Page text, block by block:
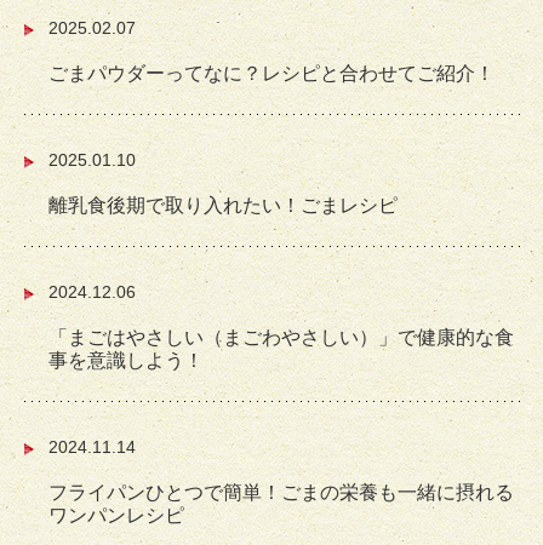
2025.02.07
ごまパウダーってなに？レシピと合わせてご紹介！
2025.01.10
離乳食後期で取り入れたい！ごまレシピ
2024.12.06
「まごはやさしい（まごわやさしい）」で健康的な食
事を意識しよう！
2024.11.14
フライパンひとつで簡単！ごまの栄養も一緒に摂れる
ワンパンレシピ